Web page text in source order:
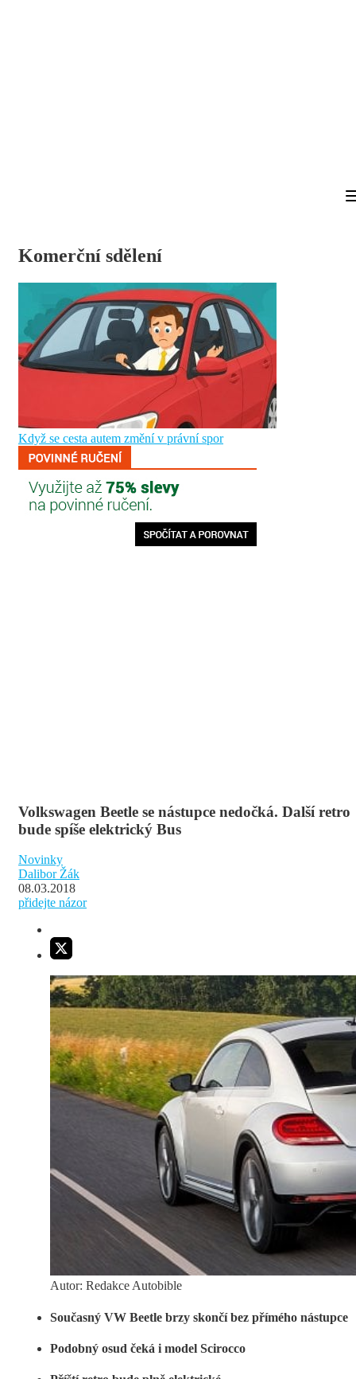
Volkswagen Beetle se nástupce nedočká. Další retro
bude spíše elektrický Bus
Novinky
Dalibor Žák
08.03.2018
přidejte názor
Autor: Redakce Autobible
Současný VW Beetle brzy skončí bez přímého nástupce
Podobný osud čeká i model Scirocco
Komerční sdělení
Když se cesta autem změní v právní spor